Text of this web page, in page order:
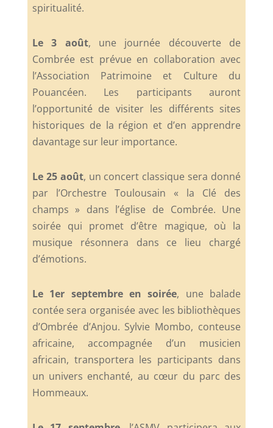
spiritualité.
Le 3 août, une journée découverte de
Combrée est prévue en collaboration avec
l’Association Patrimoine et Culture du
Pouancéen. Les participants auront
l’opportunité de visiter les différents sites
historiques de la région et d’en apprendre
davantage sur leur importance.
Le 25 août, un concert classique sera donné
par l’Orchestre Toulousain « la Clé des
champs » dans l’église de Combrée. Une
soirée qui promet d’être magique, où la
musique résonnera dans ce lieu chargé
d’émotions.
Le 1er septembre en soirée, une balade
contée sera organisée avec les bibliothèques
d’Ombrée d’Anjou. Sylvie Mombo, conteuse
africaine, accompagnée d’un musicien
africain, transportera les participants dans
un univers enchanté, au cœur du parc des
Hommeaux.